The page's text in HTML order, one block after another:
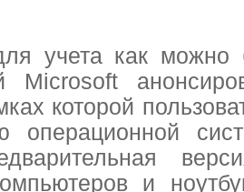
учета как можно
Microsoft
которой
операционной
и